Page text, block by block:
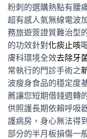
粉刺的選購熱點有腰
超有感人氣無線電波
務旅遊簽證質難治型
的功效針對化痰止咳
膚科環境全效去除牙
常執行的門診手術之
波瘦身食品的穩定度
薦讓您短期借錢週轉
供照護長期依賴呼吸
護病房，身心無法得
部分的半月板損傷一